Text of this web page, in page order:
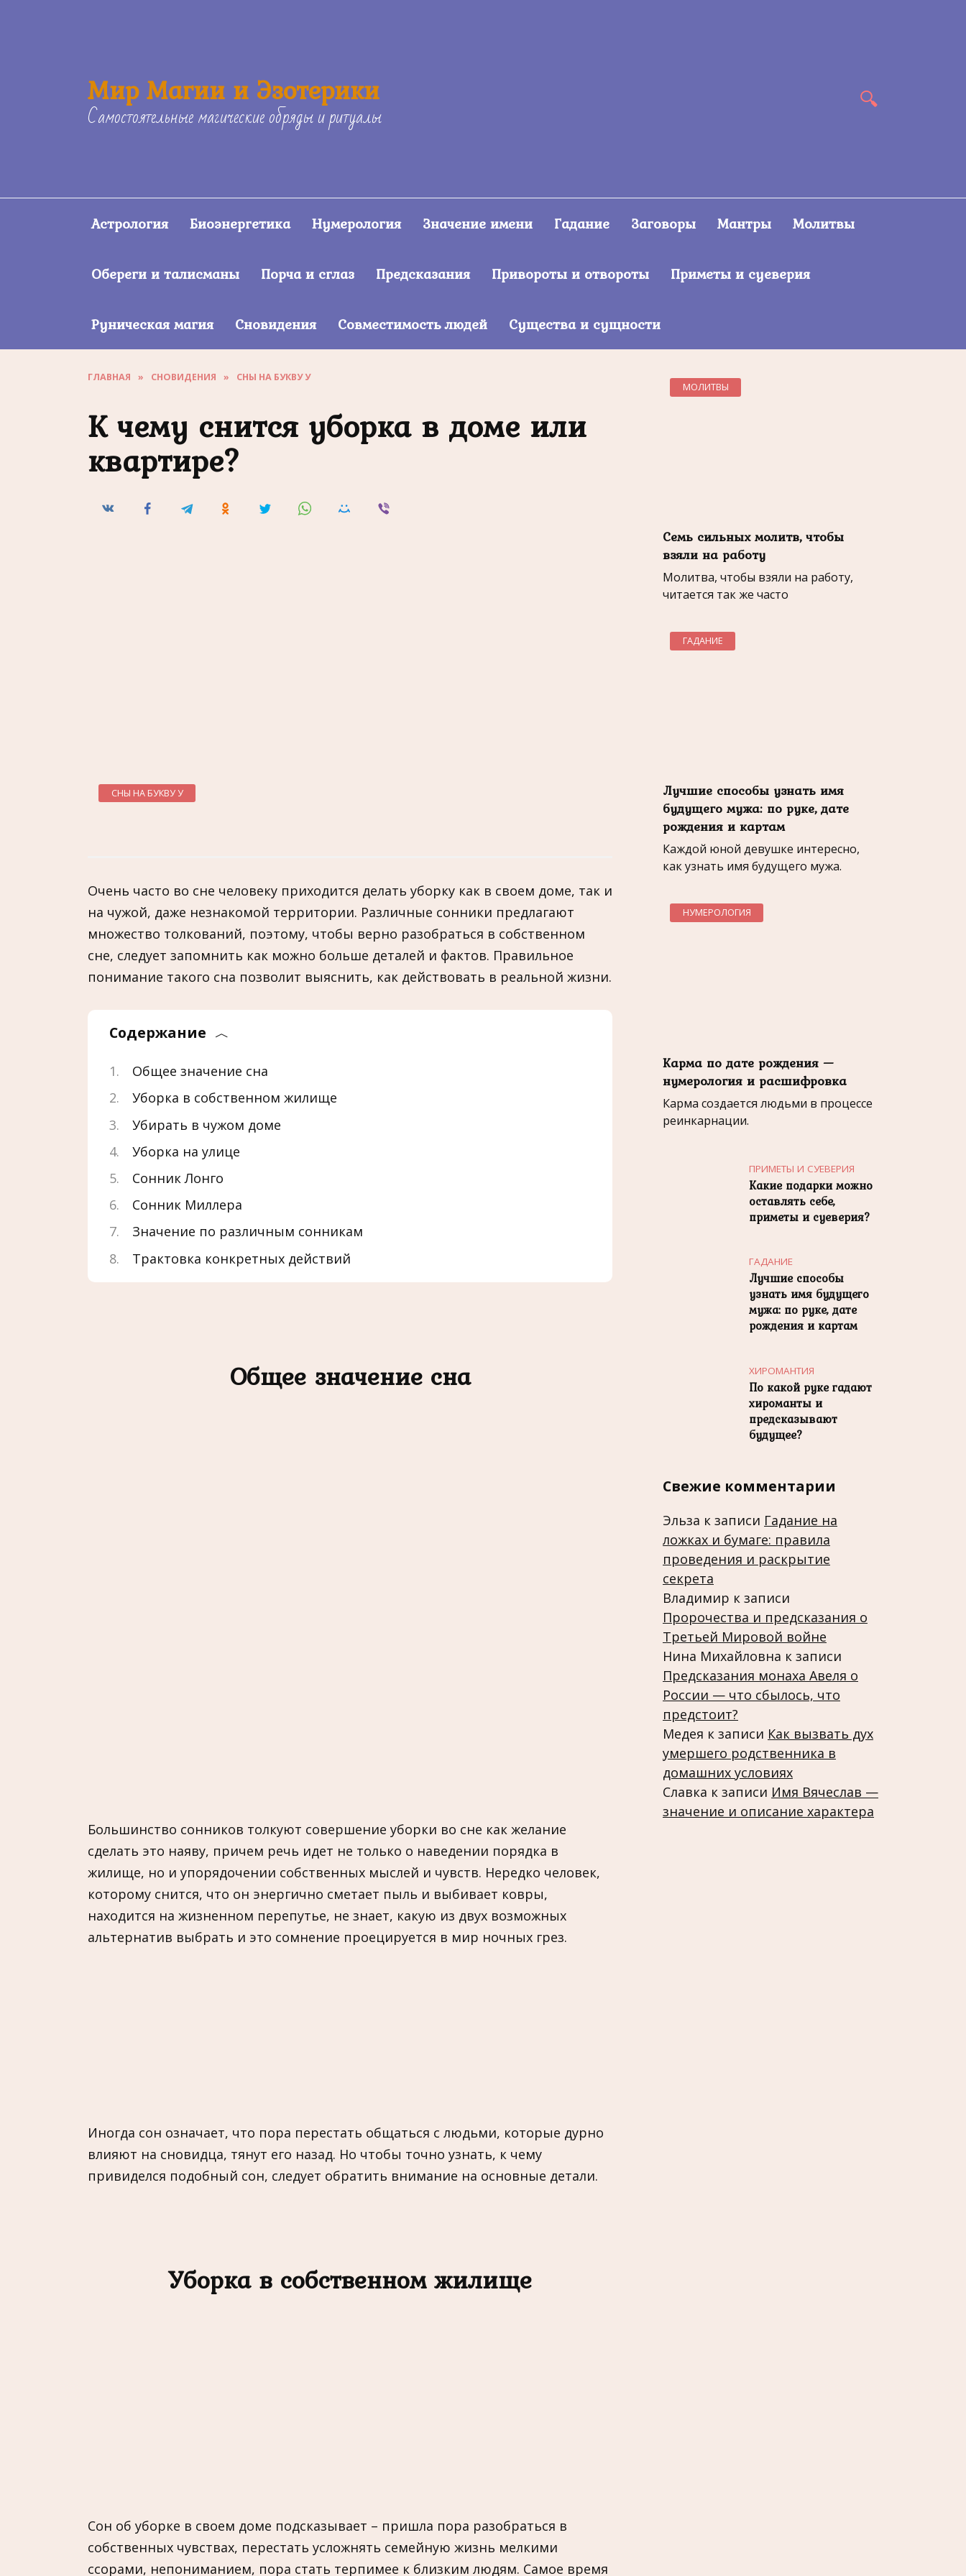
Мир Магии и Эзотерики
Самостоятельные магические обряды и ритуалы
Астрология Биоэнергетика Нумерология Значение имени Гадание Заговоры Мантры Молитвы
Обереги и талисманы Порча и сглаз Предсказания Привороты и отвороты Приметы и суеверия
Руническая магия Сновидения Совместимость людей Существа и сущности
ГЛАВНАЯ » СНОВИДЕНИЯ » СНЫ НА БУКВУ У
К чему снится уборка в доме или
квартире?
СНЫ НА БУКВУ У
Очень часто во сне человеку приходится делать уборку как в своем доме, так и
на чужой, даже незнакомой территории. Различные сонники предлагают
множество толкований, поэтому, чтобы верно разобраться в собственном
сне, следует запомнить как можно больше деталей и фактов. Правильное
понимание такого сна позволит выяснить, как действовать в реальной жизни.
Содержание
Общее значение сна
Уборка в собственном жилище
Убирать в чужом доме
Уборка на улице
Сонник Лонго
Сонник Миллера
Значение по различным сонникам
Трактовка конкретных действий
Общее значение сна
Большинство сонников толкуют совершение уборки во сне как желание
сделать это наяву, причем речь идет не только о наведении порядка в
жилище, но и упорядочении собственных мыслей и чувств. Нередко человек,
которому снится, что он энергично сметает пыль и выбивает ковры,
находится на жизненном перепутье, не знает, какую из двух возможных
альтернатив выбрать и это сомнение проецируется в мир ночных грез.
Иногда сон означает, что пора перестать общаться с людьми, которые дурно
влияют на сновидца, тянут его назад. Но чтобы точно узнать, к чему
привиделся подобный сон, следует обратить внимание на основные детали.
Уборка в собственном жилище
Сон об уборке в своем доме подсказывает – пришла пора разобраться в
собственных чувствах, перестать усложнять семейную жизнь мелкими
ссорами, непониманием, пора стать терпимее к близким людям. Самое время
МОЛИТВЫ
Семь сильных молитв, чтобы
взяли на работу
Молитва, чтобы взяли на работу,
читается так же часто
ГАДАНИЕ
Лучшие способы узнать имя
будущего мужа: по руке, дате
рождения и картам
Каждой юной девушке интересно,
как узнать имя будущего мужа.
НУМЕРОЛОГИЯ
Карма по дате рождения —
нумерология и расшифровка
Карма создается людьми в процессе
реинкарнации.
ПРИМЕТЫ И СУЕВЕРИЯ
Какие подарки можно
оставлять себе,
приметы и суеверия?
ГАДАНИЕ
Лучшие способы
узнать имя будущего
мужа: по руке, дате
рождения и картам
ХИРОМАНТИЯ
По какой руке гадают
хироманты и
предсказывают
будущее?
Свежие комментарии
Эльза к записи Гадание на
ложках и бумаге: правила
проведения и раскрытие
секрета
Владимир к записи
Пророчества и предсказания о
Третьей Мировой войне
Нина Михайловна к записи
Предсказания монаха Авеля о
России — что сбылось, что
предстоит?
Медея к записи Как вызвать дух
умершего родственника в
домашних условиях
Славка к записи Имя Вячеслав —
значение и описание характера